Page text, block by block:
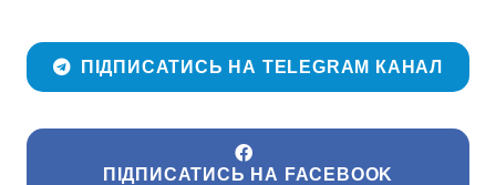
ПІДПИСАТИСЬ НА TELEGRAM КАНАЛ
ПІДПИСАТИСЬ НА FACEBOOK